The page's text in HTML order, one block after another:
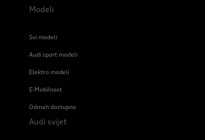
Modeli
Svi modeli
Audi sport modeli
Elektro modeli
E-Mobilnost
Odmah dostupno
Audi svijet